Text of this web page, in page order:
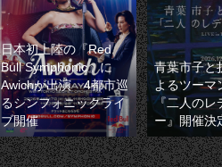
日本初上陸の『Red
Bull Symphonic』に
Awichが出演 4都市巡
るシンフォニックライ
ブ開催
青葉市子と
よるツーマ
『二人のレ
ー』開催決